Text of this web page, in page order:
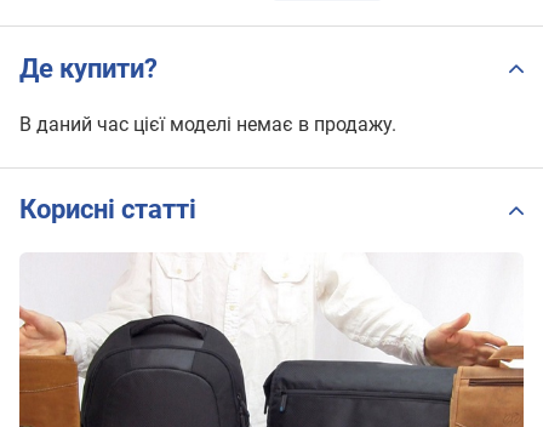
Де купити?
В даний час цієї моделі немає в продажу.
Корисні статті